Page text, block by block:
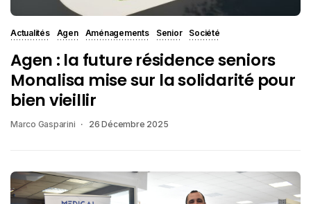
Actualités Agen Aménagements Senior Société
Agen : la future résidence seniors
Monalisa mise sur la solidarité pour
bien vieillir
Marco Gasparini 26 Décembre 2025